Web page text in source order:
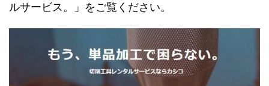
ルサービス。」をご覧ください。